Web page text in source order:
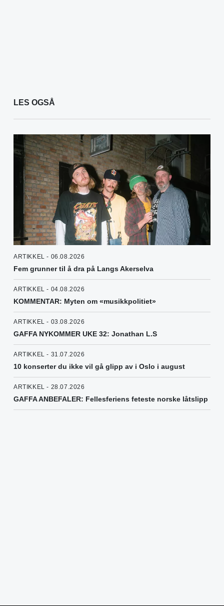
LES OGSÅ
ARTIKKEL - 06.08.2026
Fem grunner til å dra på Langs Akerselva
ARTIKKEL - 04.08.2026
KOMMENTAR: Myten om «musikkpolitiet»
ARTIKKEL - 03.08.2026
GAFFA NYKOMMER UKE 32: Jonathan L.S
ARTIKKEL - 31.07.2026
10 konserter du ikke vil gå glipp av i Oslo i august
ARTIKKEL - 28.07.2026
GAFFA ANBEFALER: Fellesferiens feteste norske låtslipp